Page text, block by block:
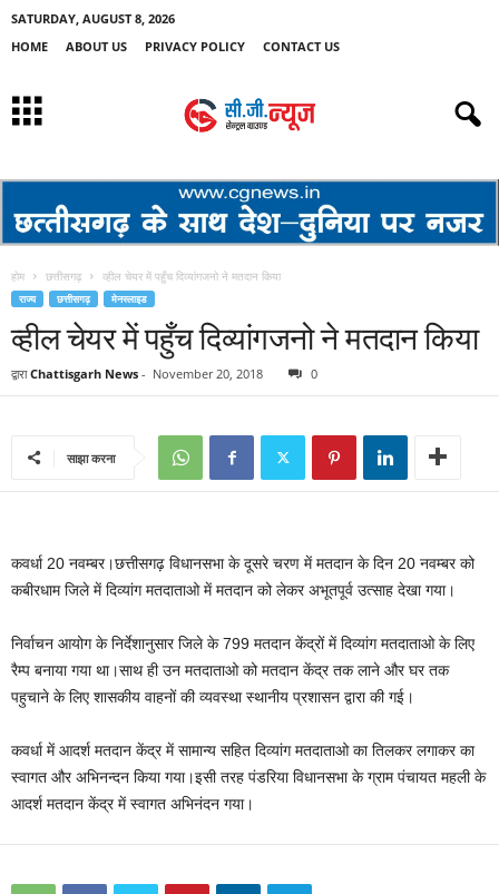
SATURDAY, AUGUST 8, 2026
HOME
ABOUT US PRIVACY POLICY CONTACT US
होम छत्तीसगढ़ व्हील चेयर में पहुँच दिव्यांगजनो ने मतदान किया
राज्य छत्तीसगढ़ मेनस्लाइड
व्हील चेयर में पहुँच दिव्यांगजनो ने मतदान किया
द्वारा Chattisgarh News - November 20, 2018 0
साझा करना
कवर्धा 20 नवम्बर।छत्तीसगढ़ विधानसभा के दूसरे चरण में मतदान के दिन 20 नवम्बर को
कबीरधाम जिले में दिव्यांग मतदाताओ में मतदान को लेकर अभूतपूर्व उत्साह देखा गया।
निर्वाचन आयोग के निर्देशानुसार जिले के 799 मतदान केंद्रों में दिव्यांग मतदाताओ के लिए
रैम्प बनाया गया था।साथ ही उन मतदाताओ को मतदान केंद्र तक लाने और घर तक
पहुचाने के लिए शासकीय वाहनों की व्यवस्था स्थानीय प्रशासन द्वारा की गई।
कवर्धा में आदर्श मतदान केंद्र में सामान्य सहित दिव्यांग मतदाताओ का तिलकर लगाकर का
स्वागत और अभिनन्दन किया गया।इसी तरह पंडरिया विधानसभा के ग्राम पंचायत महली के
आदर्श मतदान केंद्र में स्वागत अभिनंदन गया।